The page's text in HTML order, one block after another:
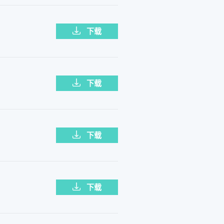
下载
下载
下载
下载